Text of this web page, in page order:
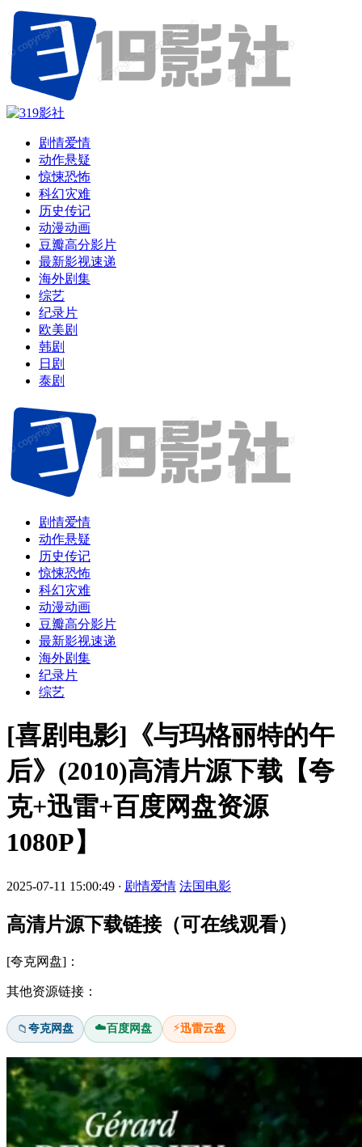
剧情爱情
动作悬疑
惊悚恐怖
科幻灾难
历史传记
动漫动画
豆瓣高分影片
最新影视速递
海外剧集
综艺
纪录片
欧美剧
韩剧
日剧
泰剧
剧情爱情
动作悬疑
历史传记
惊悚恐怖
科幻灾难
动漫动画
豆瓣高分影片
最新影视速递
海外剧集
纪录片
综艺
[喜剧电影]《与玛格丽特的午
后》(2010)高清片源下载【夸
克+迅雷+百度网盘资源
1080P】
2025-07-11 15:00:49 · 剧情爱情 法国电影
高清片源下载链接（可在线观看）
[夸克网盘]：
其他资源链接：
📁夸克网盘 ☁️百度网盘 ⚡迅雷云盘